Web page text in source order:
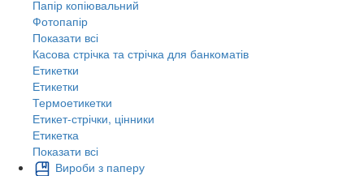
Папір копіювальний
Фотопапір
Показати всі
Касова стрічка та стрічка для банкоматів
Етикетки
Етикетки
Термоетикетки
Етикет-стрічки, цінники
Етикетка
Показати всі
Вироби з паперу